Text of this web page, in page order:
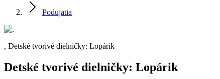
Podujatia
, Detské tvorivé dielničky: Lopárik
Detské tvorivé dielničky: Lopárik